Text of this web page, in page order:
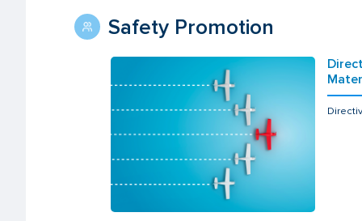
Safety Promotion